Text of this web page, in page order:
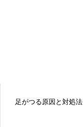
足がつる原因と対処法